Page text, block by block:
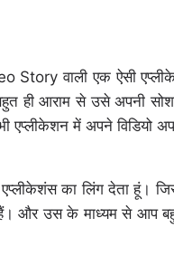
वाली एक ऐसी
ही आराम से उसे अपनी
में अपने विडियो
का लिंग देता हूं।
उस के माध्यम से आप